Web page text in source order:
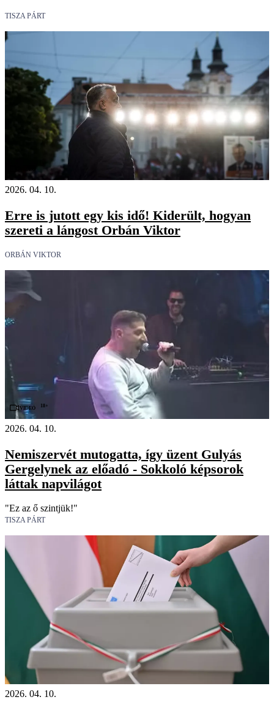
TISZA PÁRT
2026. 04. 10.
Erre is jutott egy kis idő! Kiderült, hogyan
szereti a lángost Orbán Viktor
ORBÁN VIKTOR
Videó 18+
2026. 04. 10.
Nemiszervét mutogatta, így üzent Gulyás
Gergelynek az előadó - Sokkoló képsorok
láttak napvilágot
"Ez az ő szintjük!"
TISZA PÁRT
2026. 04. 10.